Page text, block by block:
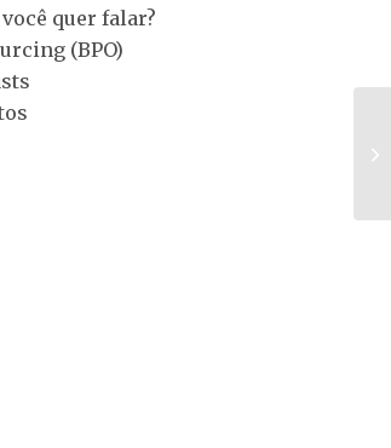
você quer falar?
(BPO)